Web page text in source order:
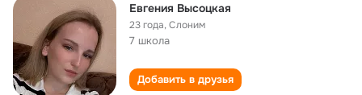
Евгения Высоцкая
23 года,Слоним
7 школа
Добавить в друзья